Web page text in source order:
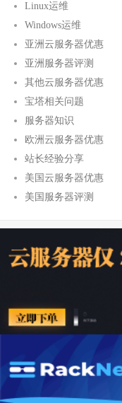
Linux运维
Windows运维
亚洲云服务器优惠
亚洲服务器评测
其他云服务器优惠
宝塔相关问题
服务器知识
欧洲云服务器优惠
站长经验分享
美国云服务器优惠
美国服务器评测